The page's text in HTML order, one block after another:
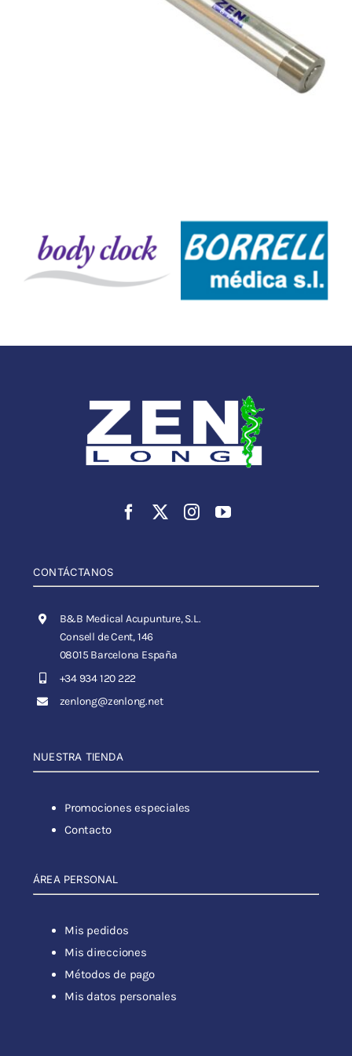
CONTÁCTANOS
B&B Medical Acupunture, S.L.
Consell de Cent, 146
08015 Barcelona España
+34 934 120 222
zenlong@zenlong.net
NUESTRA TIENDA
Promociones especiales
Contacto
ÁREA PERSONAL
Mis pedidos
Mis direcciones
Métodos de pago
Mis datos personales